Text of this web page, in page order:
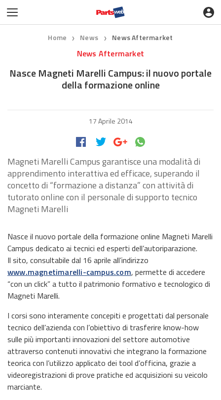
Home ❯ News ❯ News Aftermarket
News Aftermarket
Nasce Magneti Marelli Campus: il nuovo portale
della formazione online
17 Aprile 2014
Magneti Marelli Campus garantisce una modalità di
apprendimento interattiva ed efficace, superando il
concetto di “formazione a distanza” con attività di
tutorato online con il personale di supporto tecnico
Magneti Marelli
Nasce il nuovo portale della formazione online Magneti Marelli
Campus dedicato ai tecnici ed esperti dell’autoriparazione.
Il sito, consultabile dal 16 aprile all’indirizzo
www.magnetimarelli-campus.com, permette di accedere
“con un click” a tutto il patrimonio formativo e tecnologico di
Magneti Marelli.
I corsi sono interamente concepiti e progettati dal personale
tecnico dell’azienda con l’obiettivo di trasferire know-how
sulle più importanti innovazioni del settore automotive
attraverso contenuti innovativi che integrano la formazione
teorica con l’utilizzo applicato dei tool d’officina, grazie a
videoregistrazioni di prove pratiche ed acquisizioni su veicolo
marciante.